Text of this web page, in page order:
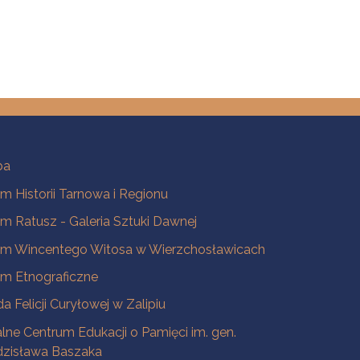
Historii Tarnowa i Regionu
Ratusz - Galeria Sztuki Dawnej
Wincentego Witosa w Wierzchosławicach
Etnograficzne
Felicji Curyłowej w Zalipiu
Centrum Edukacji o Pamięci im. gen.
Baszaka